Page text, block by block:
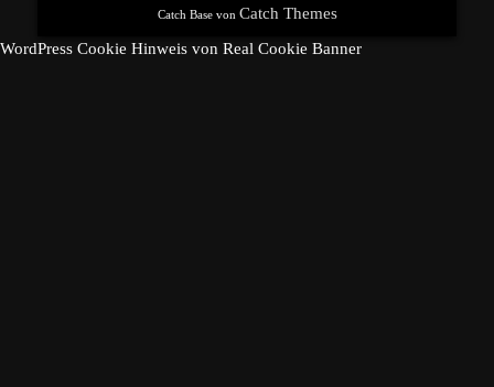
Catch Base von Catch Themes
WordPress Cookie Hinweis von Real Cookie Banner